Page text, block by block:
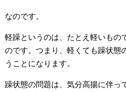
なのです。
軽躁というのは、たとえ軽いもの
のです。つまり、軽くても躁状態
うことになります。
躁状態の問題は、気分高揚に伴っ